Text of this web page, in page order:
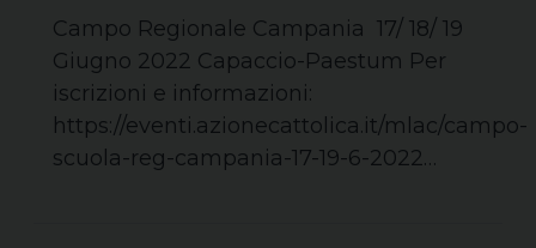
Campo Regionale Campania 17/ 18/ 19
Giugno 2022 Capaccio-Paestum Per
iscrizioni e informazioni:
https://eventi.azionecattolica.it/mlac/campo-
scuola-reg-campania-17-19-6-2022…